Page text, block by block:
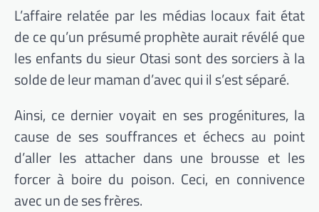
L’affaire relatée par les médias locaux fait état
de ce qu’un présumé prophète aurait révélé que
les enfants du sieur Otasi sont des sorciers à la
solde de leur maman d’avec qui il s’est séparé.
Ainsi, ce dernier voyait en ses progénitures, la
cause de ses souffrances et échecs au point
d’aller les attacher dans une brousse et les
forcer à boire du poison. Ceci, en connivence
avec un de ses frères.